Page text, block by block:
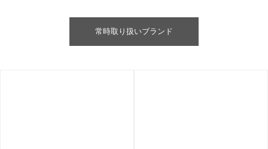
常時取り扱いブランド